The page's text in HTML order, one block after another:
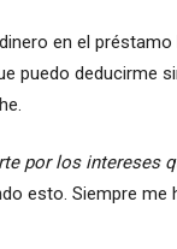
en el
puedo deducirme
por los intereses
esto. Siempre